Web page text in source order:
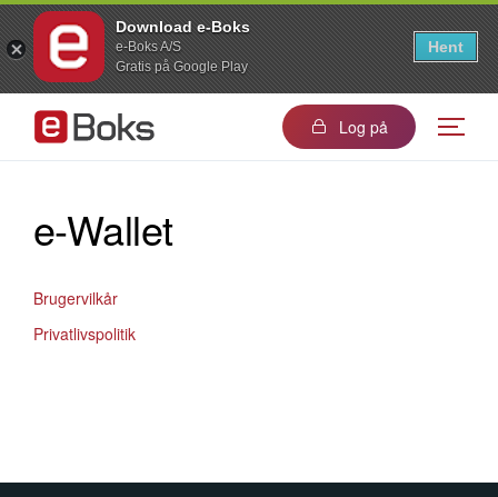
Download e-Boks
e-Boks A/S
Gratis på Google Play
Hent
Log på
e-Wallet
Brugervilkår
Privatlivspolitik